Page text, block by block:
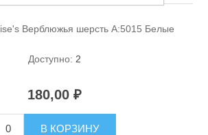
средства
Верблюжья шерсть A:5015 Белые
Доступно: 2
180,00 ₽
В КОРЗИНУ